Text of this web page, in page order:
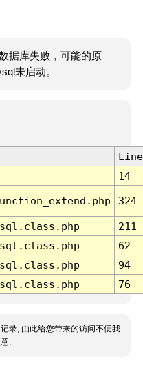
据库失败，可能的原
未启动。
Line
14
324
211
62
94
76
录, 由此给您带来的访问不便我
.